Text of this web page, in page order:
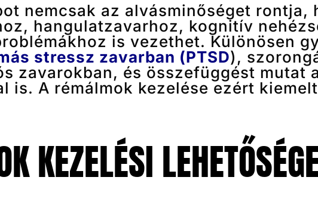
nemcsak az alvásminőséget rontja,
hangulatzavarhoz, kognitív
is vezethet. Különösen
stressz zavarban (PTSD),
zavarokban, és összefüggést mutat
is. A rémálmok kezelése ezért
KEZELÉSI